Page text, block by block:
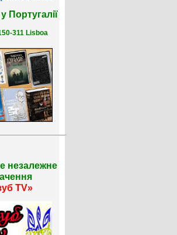
Португалії
311 Lisboa
незалежне
TV»